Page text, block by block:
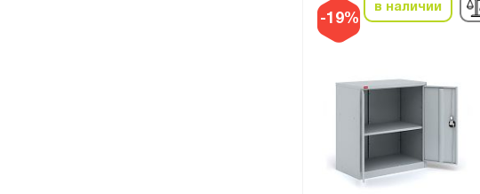
-19%
в наличии